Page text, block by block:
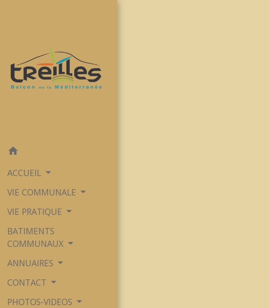
home
ACCUEIL
VIE COMMUNALE
VIE PRATIQUE
BATIMENTS
COMMUNAUX
ANNUAIRES
CONTACT
PHOTOS-VIDEOS